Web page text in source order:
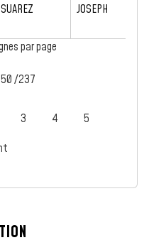
SUAREZ JOSEPH
par page
50 /237
3 4
5